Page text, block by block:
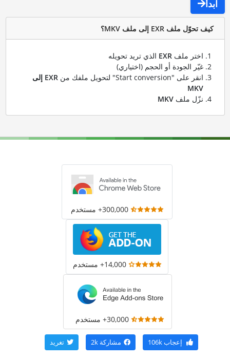
ابدأ
كيف تحوّل ملف EXR إلى ملف MKV؟
اختر ملف EXRالذي تريد تحويله
غيّر الجودة أو الحجم (اختياري)
انقر على "Start conversion" لتحويل ملفك من
EXR إلى
MKV
نزّل ملف MKV
300,000+ مستخدم
14,000+ مستخدم
30,000+ مستخدم
إعجاب106k مشاركة 2k تغريد